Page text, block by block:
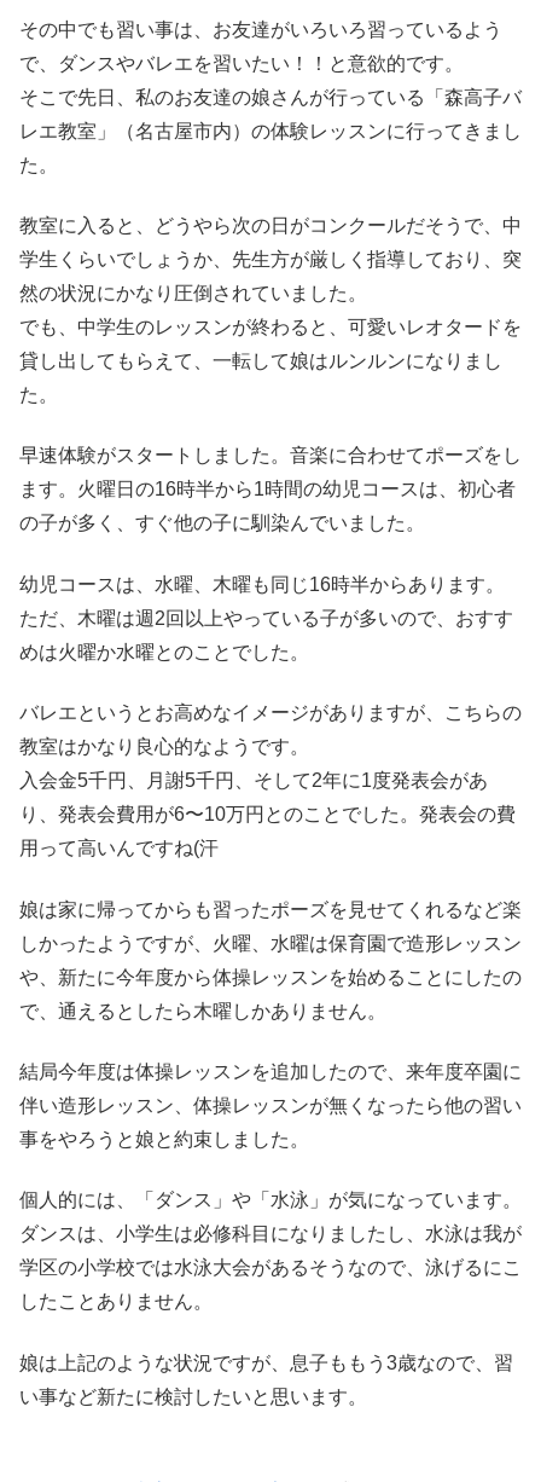
その中でも習い事は、お友達がいろいろ習っているよう
で、ダンスやバレエを習いたい！！と意欲的です。
そこで先日、私のお友達の娘さんが行っている「森高子バ
レエ教室」（名古屋市内）の体験レッスンに行ってきまし
た。
教室に入ると、どうやら次の日がコンクールだそうで、中
学生くらいでしょうか、先生方が厳しく指導しており、突
然の状況にかなり圧倒されていました。
でも、中学生のレッスンが終わると、可愛いレオタードを
貸し出してもらえて、一転して娘はルンルンになりまし
た。
早速体験がスタートしました。音楽に合わせてポーズをし
ます。火曜日の16時半から1時間の幼児コースは、初心者
の子が多く、すぐ他の子に馴染んでいました。
幼児コースは、水曜、木曜も同じ16時半からあります。
ただ、木曜は週2回以上やっている子が多いので、おすす
めは火曜か水曜とのことでした。
バレエというとお高めなイメージがありますが、こちらの
教室はかなり良心的なようです。
入会金5千円、月謝5千円、そして2年に1度発表会があ
り、発表会費用が6〜10万円とのことでした。発表会の費
用って高いんですね(汗
娘は家に帰ってからも習ったポーズを見せてくれるなど楽
しかったようですが、火曜、水曜は保育園で造形レッスン
や、新たに今年度から体操レッスンを始めることにしたの
で、通えるとしたら木曜しかありません。
結局今年度は体操レッスンを追加したので、来年度卒園に
伴い造形レッスン、体操レッスンが無くなったら他の習い
事をやろうと娘と約束しました。
個人的には、「ダンス」や「水泳」が気になっています。
ダンスは、小学生は必修科目になりましたし、水泳は我が
学区の小学校では水泳大会があるそうなので、泳げるにこ
したことありません。
娘は上記のような状況ですが、息子ももう3歳なので、習
い事など新たに検討したいと思います。